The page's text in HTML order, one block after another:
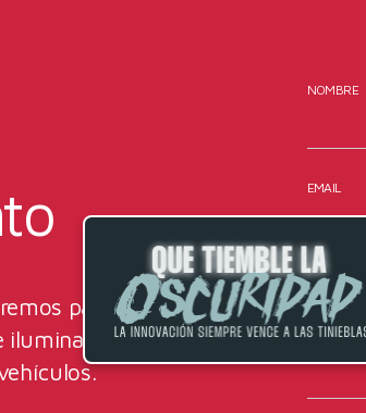
para
iluminación
NOMBRE
EMAIL
MENSAJE